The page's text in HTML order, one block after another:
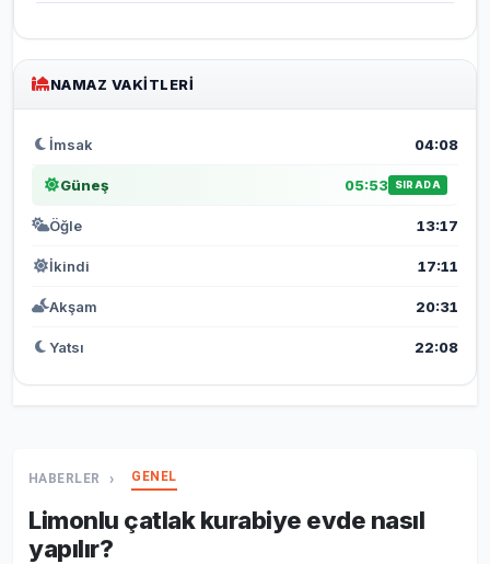
NAMAZ VAKITLERI
İmsak 04:08
Güneş 05:53 SIRADA
Öğle 13:17
İkindi 17:11
Akşam 20:31
Yatsı 22:08
HABERLER GENEL
Limonlu çatlak kurabiye evde nasıl
yapılır?